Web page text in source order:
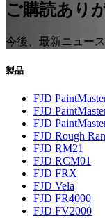
ご購読あり
今後、最新ニュー
製品
FJD
FJD
FJD
FJD Rough
FJD RM21
FJD RCM01
FJD FRX
FJD Vela
FJD FR4000
FJD FV2000